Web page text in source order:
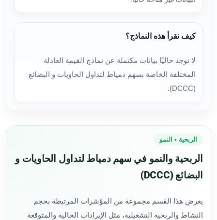
كيف نقرأ هذه النماذج؟
لا توجد حاليًا بيانات مكتملة عن نماذج القيمة العادلة
المختلفة الخاصة بسهم دمياط لتداول الحاويات و البضائع
(DCCC).
الربحية • النمو
الربحية والنمو في سهم دمياط لتداول الحاويات و
البضائع (DCCC)
يعرض هذا القسم مجموعة من المؤشرات المرتبطة بحجم
النشاط والربحية التشغيلية، مثل الإيرادات الحالية والمتوقعة